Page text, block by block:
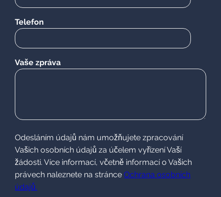
osobních údajů za účelem vyřízení Vaší žádosti. Více
informací, včetně informací o Vašich právech naleznete na
Ochrana osobních údajů.